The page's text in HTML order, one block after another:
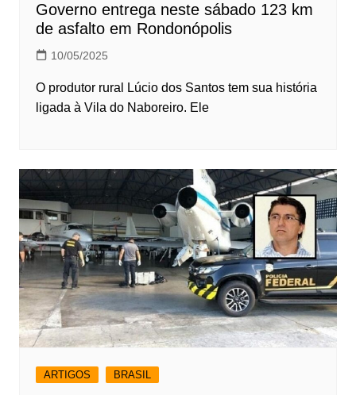
Governo entrega neste sábado 123 km
de asfalto em Rondonópolis
10/05/2025
O produtor rural Lúcio dos Santos tem sua história
ligada à Vila do Naboreiro. Ele
ARTIGOS BRASIL